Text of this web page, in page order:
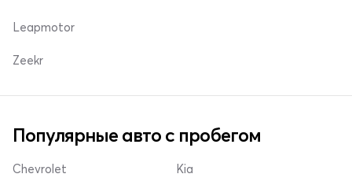
Leapmotor
Zeekr
Популярные авто с пробегом
Chevrolet Kia